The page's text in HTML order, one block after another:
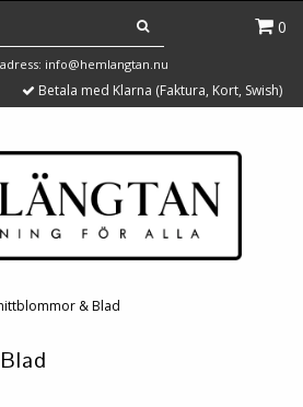
0
info@hemlangtan.nu
Betala med Klarna (Faktura, Kort, Swish)
& Blad